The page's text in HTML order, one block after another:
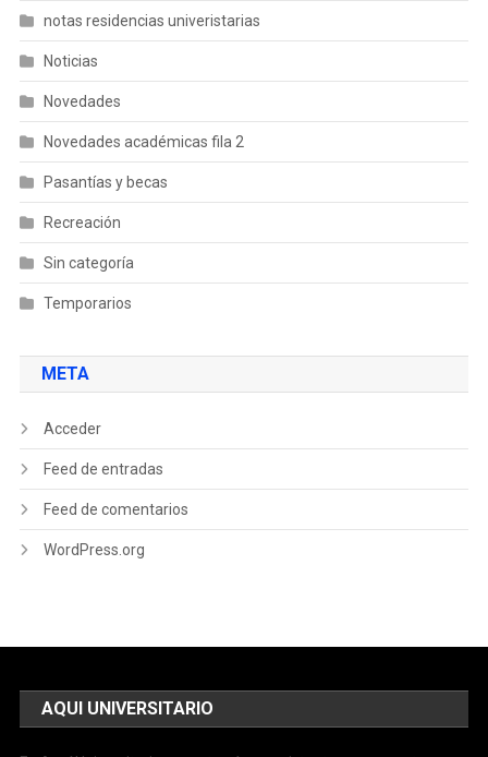
notas residencias univeristarias
Noticias
Novedades
Novedades académicas fila 2
Pasantías y becas
Recreación
Sin categoría
Temporarios
META
Acceder
Feed de entradas
Feed de comentarios
WordPress.org
AQUI UNIVERSITARIO